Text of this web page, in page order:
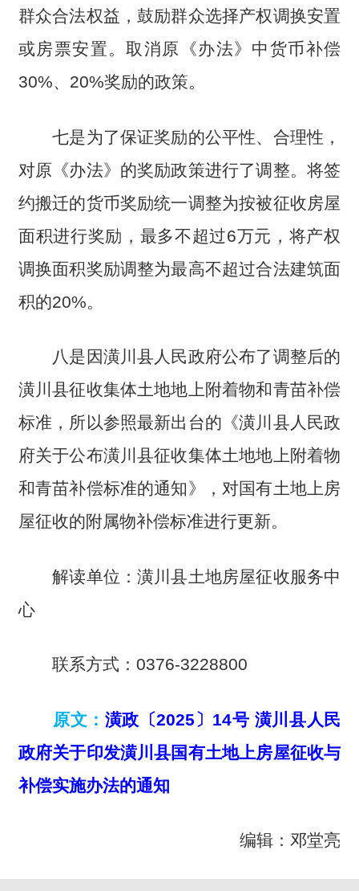
群众合法权益，鼓励群众选择产权调换安置
或房票安置。取消原《办法》中货币补偿
30%、20%奖励的政策。
七是为了保证奖励的公平性、合理性，
对原《办法》的奖励政策进行了调整。将签
约搬迁的货币奖励统一调整为按被征收房屋
面积进行奖励，最多不超过6万元，将产权
调换面积奖励调整为最高不超过合法建筑面
积的20%。
八是因潢川县人民政府公布了调整后的
潢川县征收集体土地地上附着物和青苗补偿
标准，所以参照最新出台的《潢川县人民政
府关于公布潢川县征收集体土地地上附着物
和青苗补偿标准的通知》，对国有土地上房
屋征收的附属物补偿标准进行更新。
解读单位：潢川县土地房屋征收服务中
心
联系方式：0376-3228800
原文： 潢政〔2025〕14号 潢川县人民
政府关于印发潢川县国有土地上房屋征收与
补偿实施办法的通知
编辑：邓堂亮